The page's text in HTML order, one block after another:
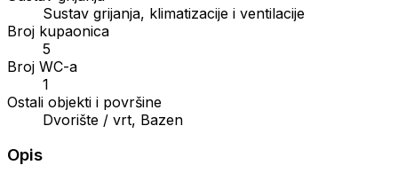
Sustav grijanja, klimatizacije i ventilacije
Broj kupaonica
5
Broj WC-a
1
Ostali objekti i površine
Dvorište / vrt, Bazen
Opis